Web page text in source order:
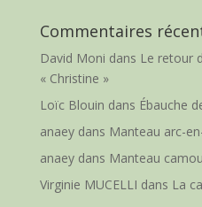
Commentaires
David Moni dans Le retour
« Christine »
Loïc Blouin dans Ébauche
anaeydans Manteau arc-
anaeydans Manteau
Virginie MUCELLI dans La